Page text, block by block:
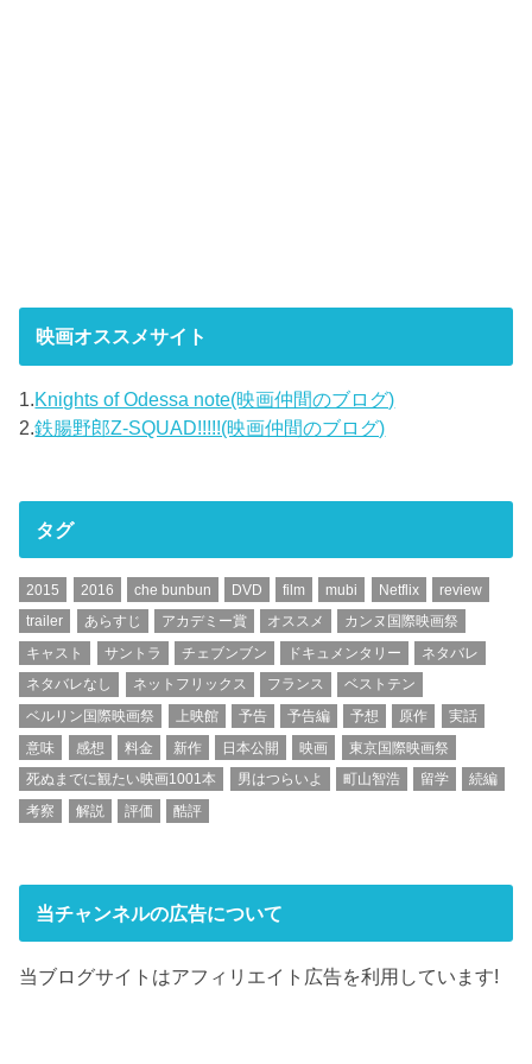
映画オススメサイト
1.Knights of Odessa note(映画仲間のブログ)
2.鉄腸野郎Z-SQUAD!!!!!(映画仲間のブログ)
タグ
2015 2016 che bunbun DVD film mubi Netflix
review
trailer
あらすじ アカデミー賞 オススメ
カンヌ国際映画祭
キャスト
サントラ チェブンブン ドキュメンタリー
ネタバレ
ネタバレなし
ネットフリックス フランス
ベストテン
ベルリン国際映画祭
上映館 予告 予告編 予想 原作
実話
意味
感想 料金 新作 日本公開 映画
東京国際映画祭
死ぬまでに観たい映画1001本
男はつらいよ 町山智浩 留学
続編
考察
解説 評価 酷評
当チャンネルの広告について
当ブログサイトはアフィリエイト広告を利用しています!